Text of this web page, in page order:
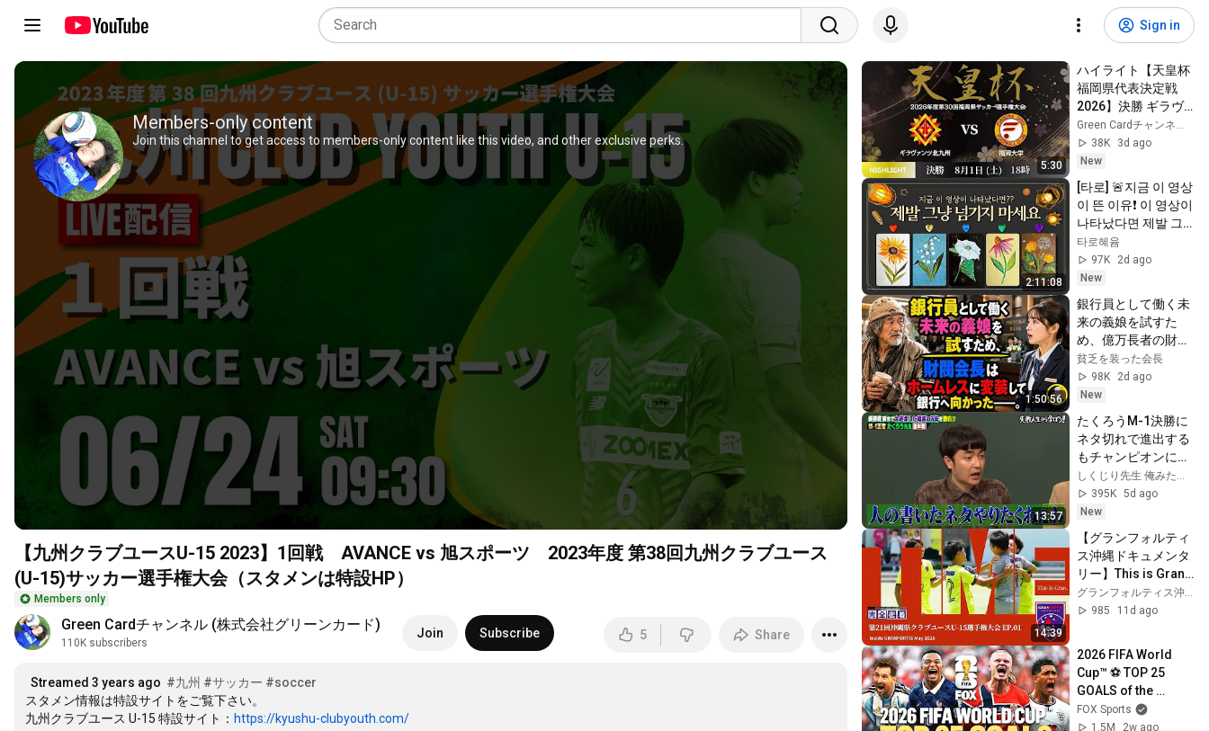
Sign in
Members-only content
Join this channel to get access to members-only content like this video, and other exclusive perks.
【九州クラブユースU-15 2023】1回戦 AVANCE vs 旭スポーツ 2023年度 第38回九州クラブユース
(U-15)サッカー選手権大会（スタメンは特設HP）
Members only
Green Cardチャンネル (株式会社グリーンカード)
110K subscribers
Join Subscribe 5 Share
Streamed 3 years ago #九州 #サッカー #soccer
スタメン情報は特設サイトをご覧下さい。
九州クラブユース U-15 特設サイト： https://kyushu-clubyouth.com/
5:30
ハイライト【天皇杯
福岡県代表決定戦
2026】決勝 ギラヴ
ァンツ北九州 vs 福
岡大学  　2026年度
第30回 福岡県サッ
カー選手権大会
Green Cardチャンネル (株式会社グリーンカード)
38K
3d ago
New
2:11:08
[타로] 🚨지금 이 영상
이 뜬 이유❗️ 이 영상이
나타났다면 제발 그
냥 넘기지 마세요⚠️
(feat.이 메시지 무시
하지 마세요🧿절대
우연이 아닙니다🚫금
전•일•학업•관계까지
몽땅💥)
타로혜윰
97K
2d ago
New
1:50:56
銀行員として働く未
来の義娘を試すた
め、億万長者の財閥
会長はホームレスの
ような格好に身をや
つし、銀行へ向かっ
貧乏を装った会長
98K
2d ago
New
13:57
たくろうM-1決勝に
ネタ切れで進出する
もチャンピオンに！
優勝するまでの地獄
の7年を告白!
395K 5d ago
New
14:39
【グランフォルティ
ス沖縄ドキュメンタ
リー】This is Gran |
EP01「TIME」OFA
第21回沖縄県クラブ
勝、そして決勝へ ―
985
11d ago
2026 FIFA World
Cup™ ⚽ TOP 25
GOALS of the
Tournament
FOX Sports
1.5M
2w ago